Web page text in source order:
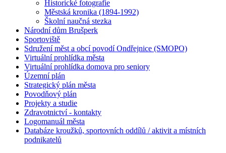
Historické fotografie
Městská kronika (1894-1992)
Školní naučná stezka
Národní dům Brušperk
Sportoviště
Sdružení měst a obcí povodí Ondřejnice (SMOPO)
Virtuální prohlídka města
Virtuální prohlídka domova pro seniory
Územní plán
Strategický plán města
Povodňový plán
Projekty a studie
Zdravotnictví - kontakty
Logomanuál města
Databáze kroužků, sportovních oddílů / aktivit a místních
podnikatelů